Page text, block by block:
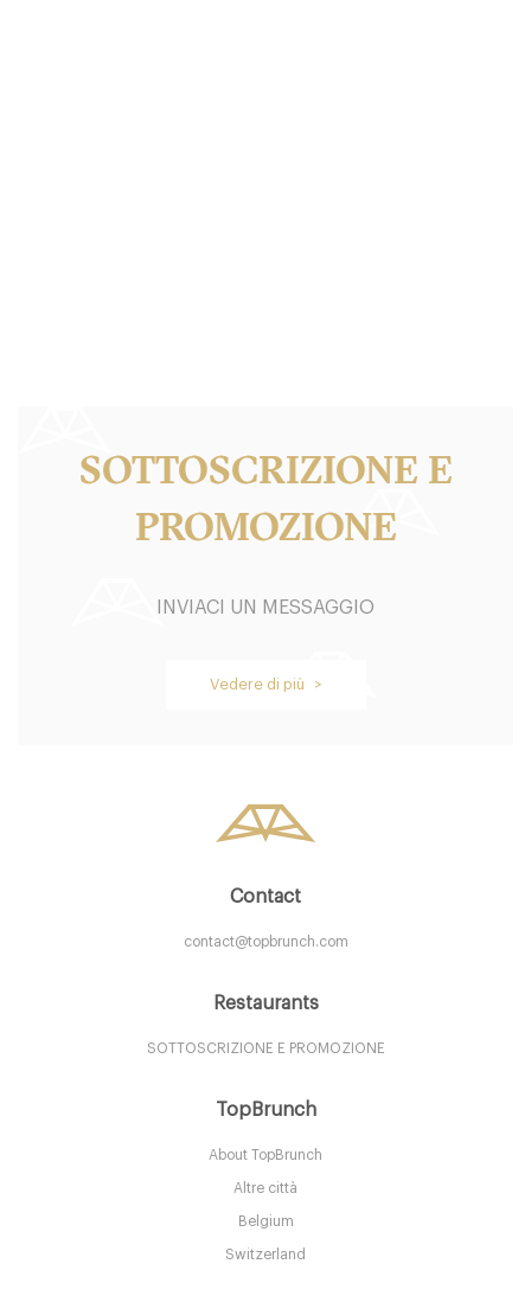
Globe Restaurant & Lounge
SOTTOSCRIZIONE E
PROMOZIONE
INVIACI UN MESSAGGIO
Vedere di più >
Contact
contact@topbrunch.com
Restaurants
SOTTOSCRIZIONE E PROMOZIONE
TopBrunch
About TopBrunch
Altre città
Belgium
Switzerland